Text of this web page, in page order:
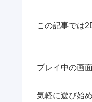
この記事では
プレイ中の画
気軽に遊び始